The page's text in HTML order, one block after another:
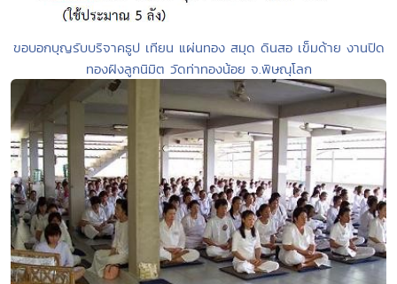
ขอบอกบุญรับบริจาคธูป เทียน แผ่นทอง สมุด ดินสอ เข็มด้าย งานปิด
ทองฝังลูกนิมิต วัดท่าทองน้อย จ.พิษณุโลก